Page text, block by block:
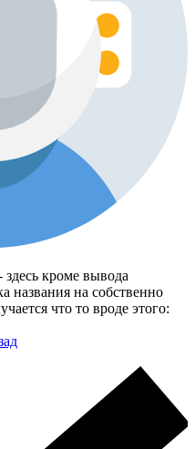
здесь кроме вывода
названия на собственно
что то вроде этого: